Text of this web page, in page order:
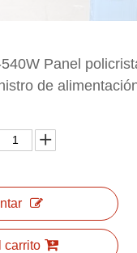
Panel
de
carrito